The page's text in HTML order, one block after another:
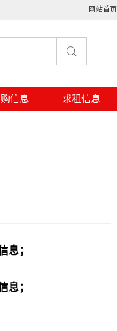
网站首页
信息 求租信息
息；
息；